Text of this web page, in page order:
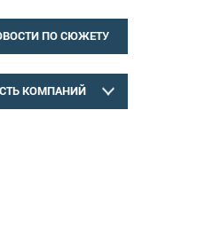
ПО СЮЖЕТУ
КОМПАНИЙ